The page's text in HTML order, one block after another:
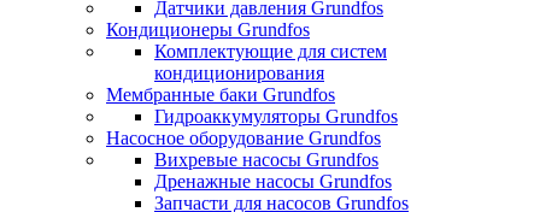
Датчики давления Grundfos
Кондиционеры Grundfos
Комплектующие для систем
кондиционирования
Мембранные баки Grundfos
Гидроаккумуляторы Grundfos
Насосное оборудование Grundfos
Вихревые насосы Grundfos
Дренажные насосы Grundfos
Запчасти для насосов Grundfos